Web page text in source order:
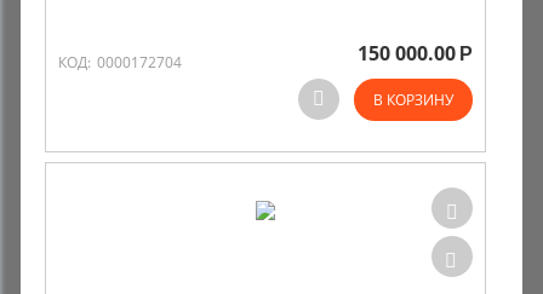
КОД: 0000172704 150 000.00 Р
В КОРЗИНУ